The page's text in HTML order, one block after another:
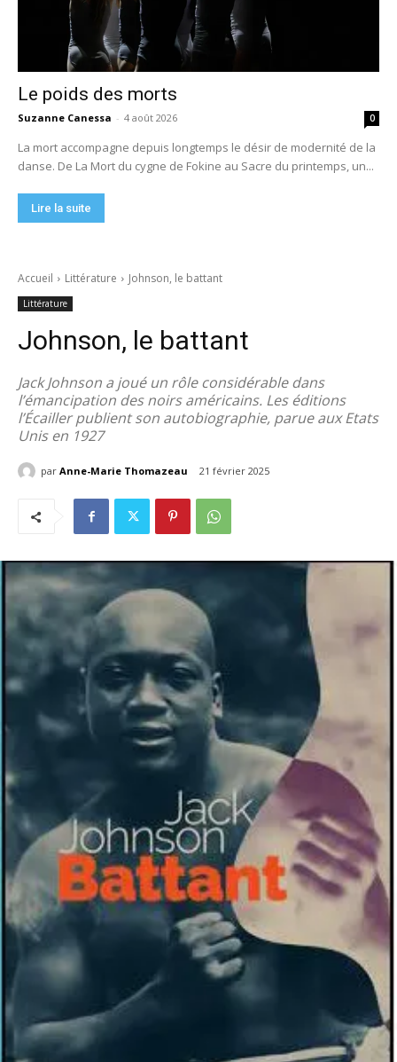
Le poids des morts
Suzanne Canessa - 4 août 2026 0
La mort accompagne depuis longtemps le désir de modernité de la
danse. De La Mort du cygne de Fokine au Sacre du printemps, un...
Lire la suite